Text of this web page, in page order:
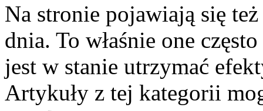
Na stronie pojawiają się
dnia. To właśnie one
jest w stanie utrzymać
Artykuły z tej kategorii